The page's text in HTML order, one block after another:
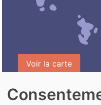
Voir la carte